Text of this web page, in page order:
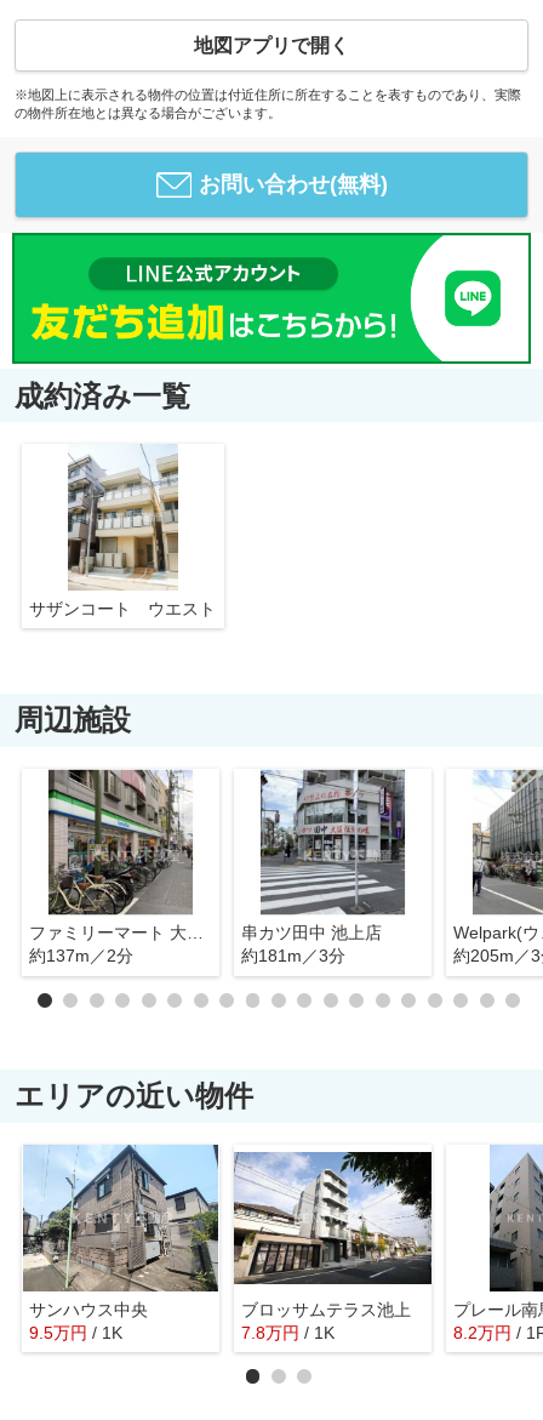
地図アプリで開く
※地図上に表示される物件の位置は付近住所に所在することを表すものであり、実際
の物件所在地とは異なる場合がございます。
お問い合わせ(無料)
成約済み一覧
サザンコート ウエスト
周辺施設
ファミリーマート 大田池上仲通り店
約137m／2分
串カツ田中 池上店
約181m／3分
約205m／
エリアの近い物件
サンハウス中央
9.5万円 / 1K
ブロッサムテラス池上
7.8万円 / 1K
プレール南
8.2万円 /